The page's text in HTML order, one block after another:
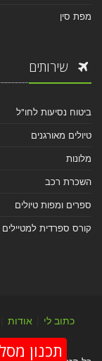
מפת סין
שירותים
ביטוח נסיעות לחו"ל
טיולים מאורגנים
מלונות
השכרת רכב
ספרים ומפות טיולים
קורס ספרדית למטיילים
כתוב לי אודות
תכנון